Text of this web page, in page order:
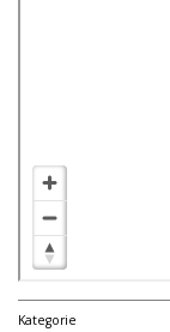
Kategorie